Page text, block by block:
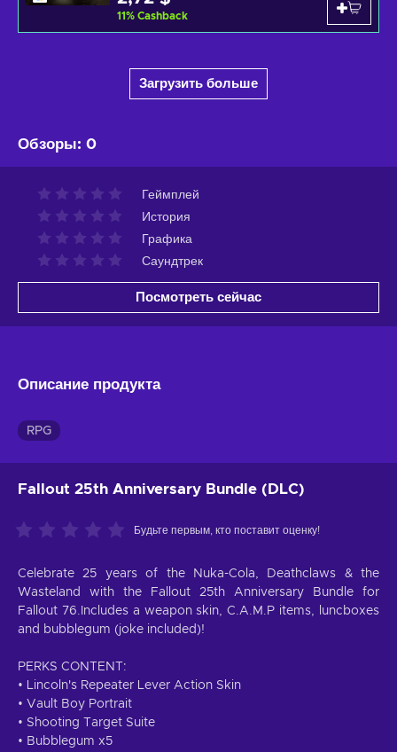
11% Cashback
Загрузить больше
Обзоры: 0
Геймплей
История
Графика
Саундтрек
Посмотреть сейчас
Описание продукта
RPG
Fallout 25th Anniversary Bundle (DLC)
Будьте первым, кто поставит оценку!
Celebrate 25 years of the Nuka-Cola, Deathclaws & the
Wasteland with the Fallout 25th Anniversary Bundle for
Fallout 76.Includes a weapon skin, C.A.M.P items, luncboxes
and bubblegum (joke included)!
PERKS CONTENT:
• Lincoln's Repeater Lever Action Skin
• Vault Boy Portrait
• Shooting Target Suite
• Bubblegum x5